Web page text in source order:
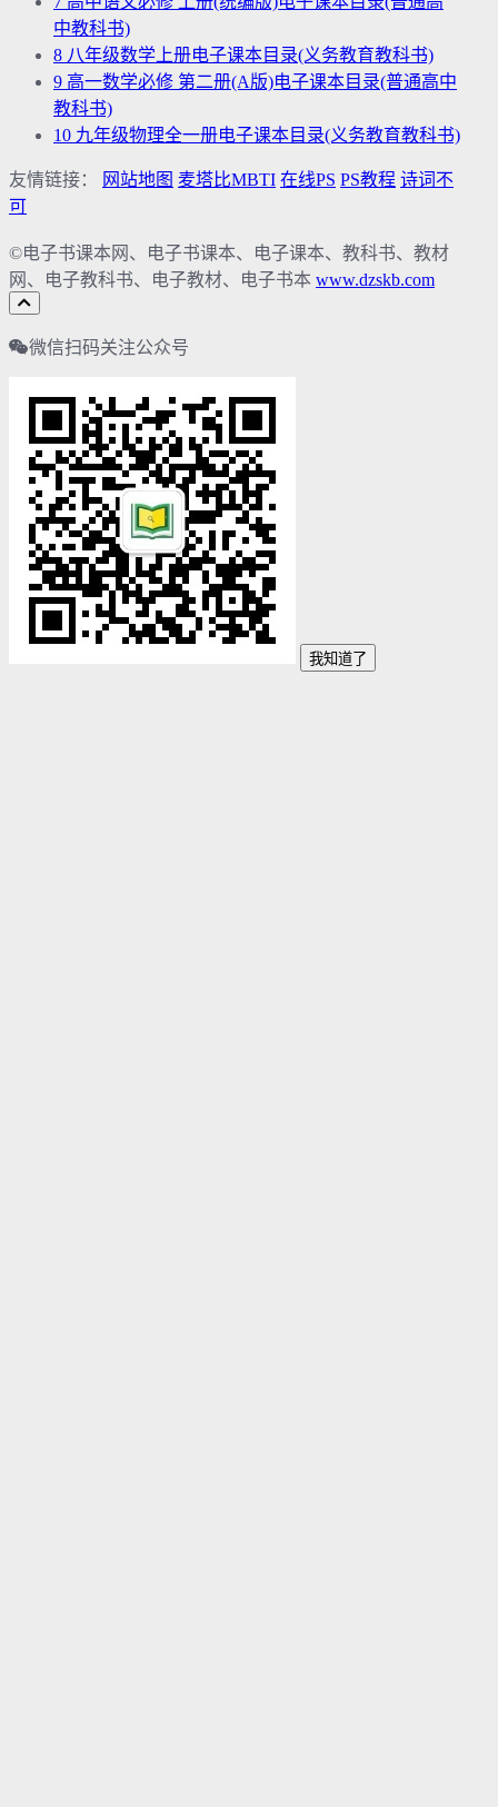
中教科书)
8 八年级数学上册电子课本目录(义务教育教科书)
9 高一数学必修 第二册(A版)电子课本目录(普通高中
教科书)
10 九年级物理全一册电子课本目录(义务教育教科书)
友情链接： 网站地图 麦塔比MBTI 在线PS PS教程 诗词不
可
©电子书课本网、电子书课本、电子课本、教科书、教材
网、电子教科书、电子教材、电子书本 www.dzskb.com
微信扫码关注公众号
我知道了